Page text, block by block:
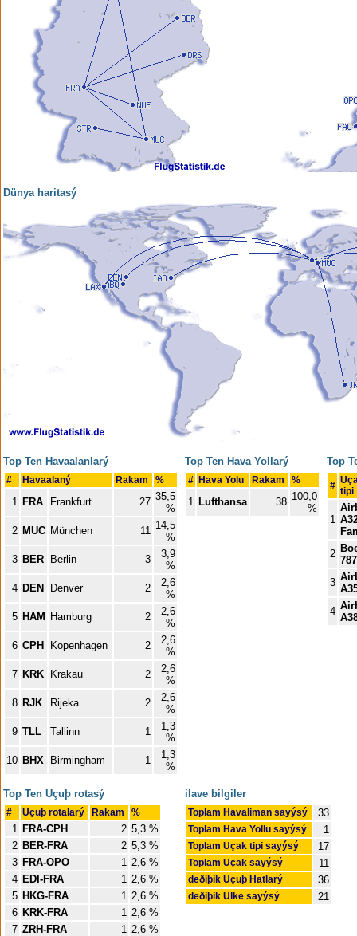
Dünya haritasý
Top Ten Havaalanlarý
# Havaalaný Rakam %
1 FRA Frankfurt 27 35,5
%
2 MUC München 11 14,5
%
3 BER Berlin 3
3,9
%
4 DEN Denver 2
2,6
%
5 HAM Hamburg 2
2,6
%
6 CPH Kopenhagen 2
2,6
%
7 KRK Krakau 2
2,6
%
8 RJK Rijeka 2
2,6
%
9 TLL Tallinn 1
1,3
%
10 BHX Birmingham 1
1,3
%
Top Ten Hava Yollarý
# Hava Yolu Rakam %
1 Lufthansa 38 100,0
%
Top
# tipi
1
2
787
3
4
Top Ten Uçuþ rotasý
# Uçuþ rotalarý Rakam %
1 FRA-CPH 2 5,3 %
2 BER-FRA 2 5,3 %
3 FRA-OPO 1 2,6 %
4 EDI-FRA 1 2,6 %
5 HKG-FRA 1 2,6 %
6 KRK-FRA 1 2,6 %
7 ZRH-FRA 1 2,6 %
ilave bilgiler
Toplam Havaliman sayýsý 33
Toplam Hava Yollu sayýsý 1
Toplam Uçak tipi sayýsý 17
Toplam Uçak sayýsý 11
deðiþik Uçuþ Hatlarý 36
deðiþik Ülke sayýsý 21